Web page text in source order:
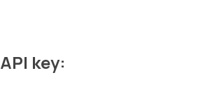
API key: